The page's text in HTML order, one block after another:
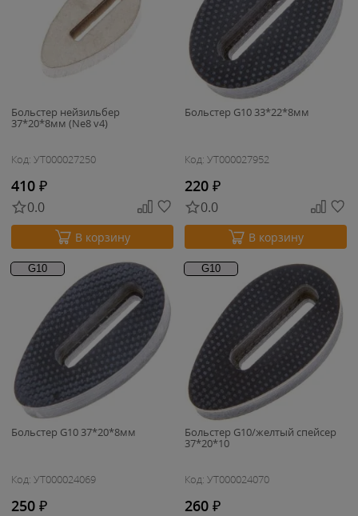
Больстер нейзильбер
37*20*8мм (Ne8 v4)
Код: УТ000027250
410 ₽
0.0
В корзину
Больстер G10 33*22*8мм
Код: УТ000027952
220 ₽
0.0
В корзину
G10
Больстер G10 37*20*8мм
Код: УТ000024069
250 ₽
G10
Больстер G10/желтый спейсер
37*20*10
Код: УТ000024070
260 ₽